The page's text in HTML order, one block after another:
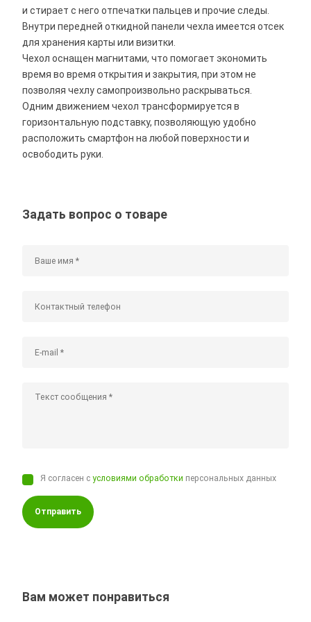
и стирает с него отпечатки пальцев и прочие следы.
Внутри передней откидной панели чехла имеется отсек
для хранения карты или визитки.
Чехол оснащен магнитами, что помогает экономить
время во время открытия и закрытия, при этом не
позволяя чехлу самопроизвольно раскрываться.
Одним движением чехол трансформируется в
горизонтальную подставку, позволяющую удобно
расположить смартфон на любой поверхности и
освободить руки.
Задать вопрос о товаре
Я согласен сусловиями обработки персональных данных
Отправить
Вам может понравиться